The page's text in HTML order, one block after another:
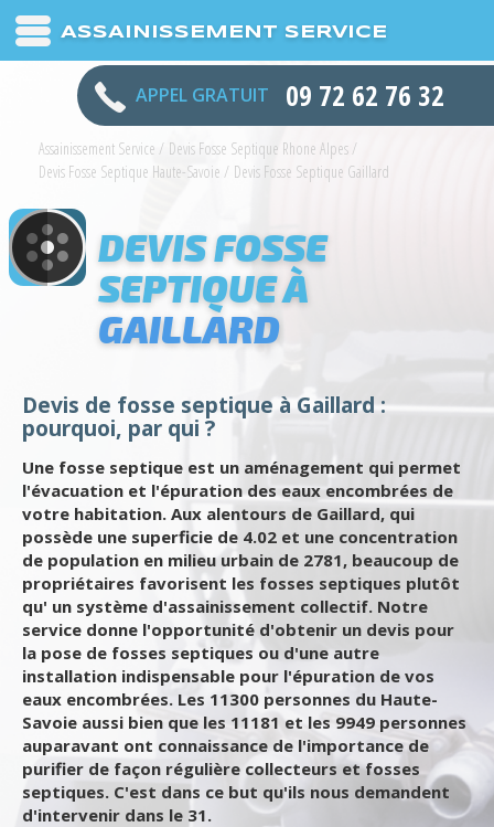
ASSAINISSEMENT SERVICE
APPEL GRATUIT 09 72 62 76 32
Assainissement Service / Devis Fosse Septique Rhone Alpes /
Devis Fosse Septique Haute-Savoie / Devis Fosse Septique Gaillard
DEVIS FOSSE
SEPTIQUE À
GAILLARD
Devis de fosse septique à Gaillard :
pourquoi, par qui ?
Une fosse septique est un aménagement qui permet
l'évacuation et l'épuration des eaux encombrées de
votre habitation. Aux alentours de Gaillard, qui
possède une superficie de 4.02 et une concentration
de population en milieu urbain de 2781, beaucoup de
propriétaires favorisent les fosses septiques plutôt
qu' un système d'assainissement collectif. Notre
service donne l'opportunité d'obtenir un devis pour
la pose de fosses septiques ou d'une autre
installation indispensable pour l'épuration de vos
eaux encombrées. Les 11300 personnes du Haute-
Savoie aussi bien que les 11181 et les 9949 personnes
auparavant ont connaissance de l'importance de
purifier de façon régulière collecteurs et fosses
septiques. C'est dans ce but qu'ils nous demandent
d'intervenir dans le 31.